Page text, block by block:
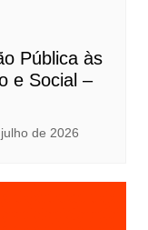
Pública às
e Social –
de 2026